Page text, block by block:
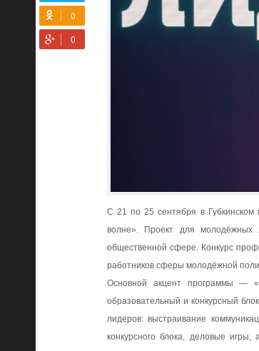
С 21 по 25 сентября в
волне». Проект для молодёжных
общественной сфере. Конкурс
работников сферы молодёжной
Основной акцент программы —
образовательный и конкурсный
лидеров: выстраивание
конкурсного блока, деловые игры,